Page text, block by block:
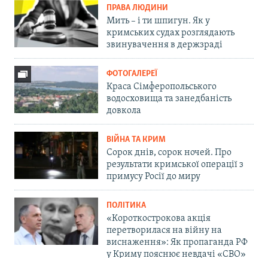
ПРАВА ЛЮДИНИ
Мить – і ти шпигун. Як у
кримських судах розглядають
звинувачення в держзраді
ФОТОГАЛЕРЕЇ
Краса Сімферопольського
водосховища та занедбаність
довкола
ВІЙНА ТА КРИМ
Сорок днів, сорок ночей. Про
результати кримської операції з
примусу Росії до миру
ПОЛІТИКА
«Короткострокова акція
перетворилася на війну на
виснаження»: Як пропаганда РФ
у Криму пояснює невдачі «СВО»